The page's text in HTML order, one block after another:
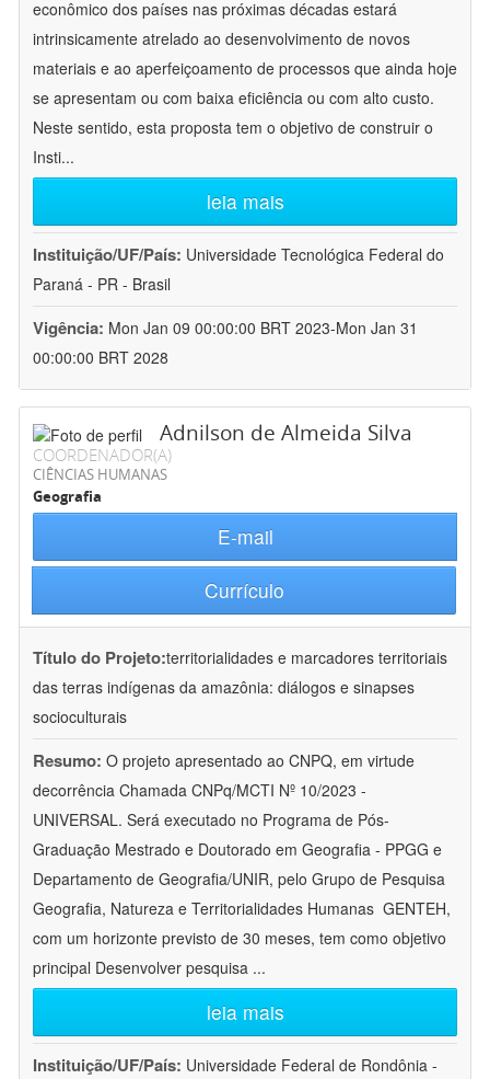
econômico dos países nas próximas décadas estará
intrinsicamente atrelado ao desenvolvimento de novos
materiais e ao aperfeiçoamento de processos que ainda hoje
se apresentam ou com baixa eficiência ou com alto custo.
Neste sentido, esta proposta tem o objetivo de construir o
Insti...
leia mais
Instituição/UF/País: Universidade Tecnológica Federal do
Paraná - PR - Brasil
Vigência: Mon Jan 09 00:00:00 BRT 2023-Mon Jan 31
00:00:00 BRT 2028
Adnilson de Almeida Silva
COORDENADOR(A)
CIÊNCIAS HUMANAS
Geografia
E-mail
Currículo
Título do Projeto:territorialidades e marcadores territoriais
das terras indígenas da amazônia: diálogos e sinapses
socioculturais
Resumo: O projeto apresentado ao CNPQ, em virtude
decorrência Chamada CNPq/MCTI Nº 10/2023 -
UNIVERSAL. Será executado no Programa de Pós-
Graduação Mestrado e Doutorado em Geografia - PPGG e
Departamento de Geografia/UNIR, pelo Grupo de Pesquisa
Geografia, Natureza e Territorialidades Humanas  GENTEH,
com um horizonte previsto de 30 meses, tem como objetivo
principal Desenvolver pesquisa ...
leia mais
Instituição/UF/País: Universidade Federal de Rondônia -